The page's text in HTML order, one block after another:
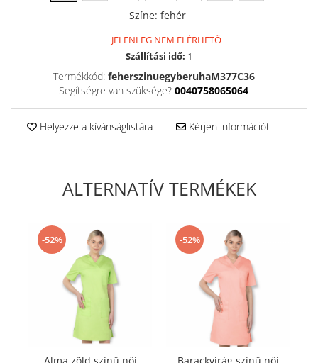
STERILIZÁLHATÓ KLUMPA
KIVEHETŐ TALPBETÉTES KLUMPA
BÜTYKÖS LÁBRA VALÓ PAPUCS
MUNKAVÉDELMI TANUSÍTVÁNNYAL
rendelkező termék
Színe: fehér
JELENLEG NEM ELÉRHETŐ
Szállítási idő: 1
Termékkód: feherszinuegyberuhaM377C36
Segítségre van szüksége? 0040758065064
Helyezze a kívánságlistára Kérjen információt
ALTERNATÍV TERMÉKEK
-52% -52%